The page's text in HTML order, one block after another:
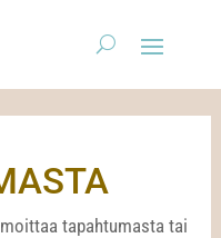
tapahtumasta tai